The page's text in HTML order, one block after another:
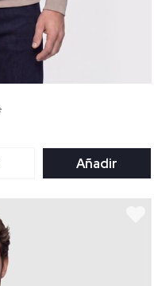
Añadir